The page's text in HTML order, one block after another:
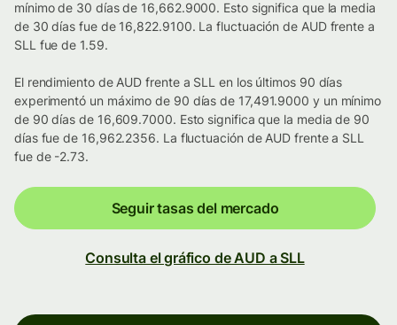
mínimo de 30 días de 16,662.9000. Esto significa que la media
de 30 días fue de 16,822.9100. La fluctuación de AUD frente a
SLL fue de 1.59.
El rendimiento de AUD frente a SLL en los últimos 90 días
experimentó un máximo de 90 días de 17,491.9000 y un mínimo
de 90 días de 16,609.7000. Esto significa que la media de 90
días fue de 16,962.2356. La fluctuación de AUD frente a SLL
fue de -2.73.
Seguir tasas del mercado
Consulta el gráfico de AUD a SLL